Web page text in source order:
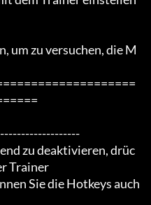
um zu versuchen, die M
zu deaktivieren, drüc
Trainer
Sie die Hotkeys auch